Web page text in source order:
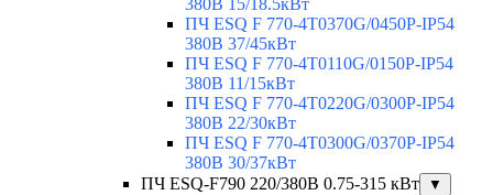
380В 15/18.5кВт
ПЧ ESQ F 770-4T0370G/0450P-IP54
380В 37/45кВт
ПЧ ESQ F 770-4T0110G/0150P-IP54
380В 11/15кВт
ПЧ ESQ F 770-4T0220G/0300P-IP54
380В 22/30кВт
ПЧ ESQ F 770-4T0300G/0370P-IP54
380В 30/37кВт
ПЧ ESQ-F790 220/380В 0.75-315 кВт
▼